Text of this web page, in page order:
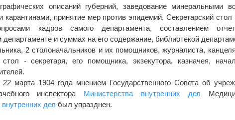
описаний губерний, заведование минеральными
карантинами, принятие мер против эпидемий. Секретарский стол
кадров самого департамента, составлением
и суммах на его содержание, библиотекой
2 столоначальников и их помощников, журналиста,
стол - секретаря, его помощника, экзекутора, казначея,
марта 1904 года мнением Государственного Совета об
инспектора Министерства внутренних дел
дел был упразднен.